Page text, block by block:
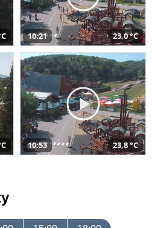
10:21 23,0 °C
10:53 23,8 °C